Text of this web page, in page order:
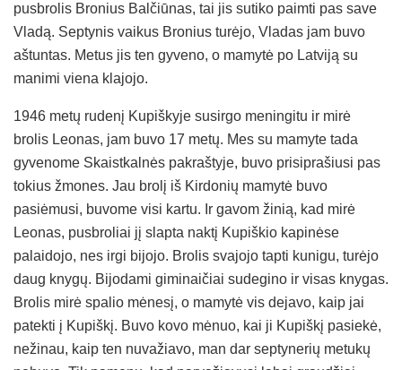
pusbrolis Bronius Balčiūnas, tai jis sutiko paimti pas save
Vladą. Septynis vaikus Bronius turėjo, Vladas jam buvo
aštuntas. Metus jis ten gyveno, o mamytė po Latviją su
manimi viena klajojo.
1946 metų rudenį Kupiškyje susirgo meningitu ir mirė
brolis Leonas, jam buvo 17 metų. Mes su mamyte tada
gyvenome Skaistkalnės pakraštyje, buvo prisiprašiusi pas
tokius žmones. Jau brolį iš Kirdonių mamytė buvo
pasiėmusi, buvome visi kartu. Ir gavom žinią, kad mirė
Leonas, pusbroliai jį slapta naktį Kupiškio kapinėse
palaidojo, nes irgi bijojo. Brolis svajojo tapti kunigu, turėjo
daug knygų. Bijodami giminaičiai sudegino ir visas knygas.
Brolis mirė spalio mėnesį, o mamytė vis dejavo, kaip jai
patekti į Kupiškį. Buvo kovo mėnuo, kai ji Kupiškį pasiekė,
nežinau, kaip ten nuvažiavo, man dar septynerių metukų